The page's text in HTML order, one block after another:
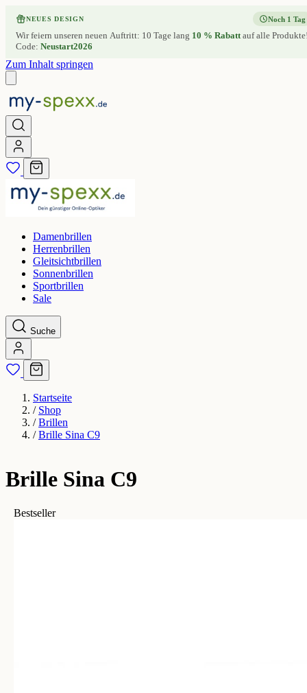
NEUES DESIGN
Wir feiern unseren neuen Auftritt: 10 Tage lang 10 % Rabattauf alle
Code: Neustart2026
Noch 1 Tag
Zum Inhalt springen
Damenbrillen
Herrenbrillen
Gleitsichtbrillen
Sonnenbrillen
Sportbrillen
Sale
Suche
Startseite
/ Shop
/ Brillen
/ Brille Sina C9
Brille Sina C9
Bestseller